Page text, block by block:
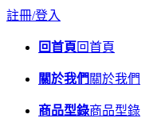
註冊/登入
回首頁回首頁
關於我們 關於我們
商品型錄商品型錄